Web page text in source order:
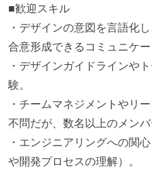
■歓迎スキル
・デザインの意図を言語化
合意形成できるコミュニケー
・デザインガイドラインや
験。
・チームマネジメントやリ
不問だが、数名以上のメンバ
・エンジニアリングへの関
や開発プロセスの理解）。